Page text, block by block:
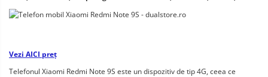
Vezi AICI preț
Telefonul Xiaomi Redmi Note 9S este un dispozitiv de tip 4G, ceea ce